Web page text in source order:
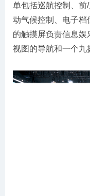
单包括巡航控制、前
动气候控制、电子档
的触摸屏负责信息
视图的导航和一个九